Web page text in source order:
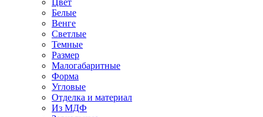
Цвет
Белые
Венге
Светлые
Темные
Размер
Малогабаритные
Форма
Угловые
Отделка и материал
Из МДФ